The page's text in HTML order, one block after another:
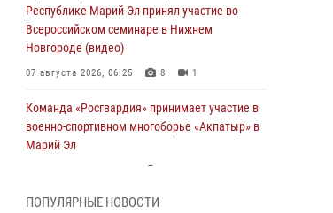
Республике Марий Эл принял участие во
Всероссийском семинаре в Нижнем
Новгороде (видео)
07 августа 2026, 06:25 8 1
Команда «Росгвардия» принимает участие в
военно-спортивном многоборье «Акпатыр» в
Марий Эл
Представитель вневедомственной охраны
ПОПУЛЯРНЫЕ НОВОСТИ